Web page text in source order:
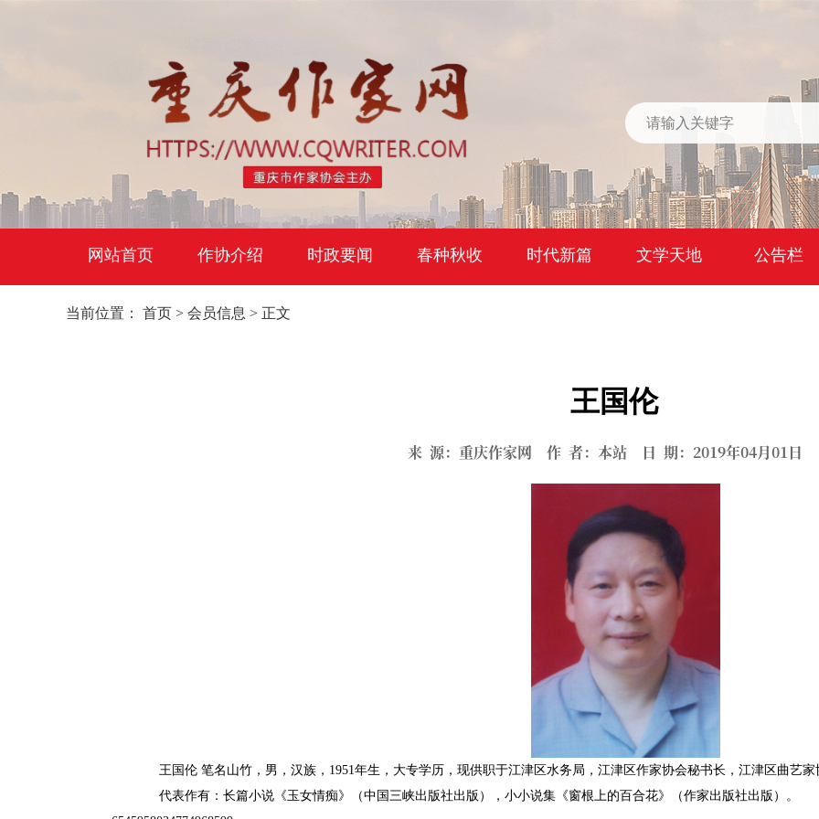
网站首页 作协介绍 时政要闻 春种秋收 时代新篇 文学天地 公告栏
当前位置： 首页 > 会员信息 > 正文
王国伦
来 源：重庆作家网 作 者：本站 日 期：2019年04月01日
王国伦 笔名山竹，男，汉族，1951年生，大专学历，现供职于江津区水务局，江津区作家协会秘书长，江津区曲艺家
代表作有：长篇小说《玉女情痴》（中国三峡出版社出版），小小说集《窗根上的百合花》（作家出版社出版）。